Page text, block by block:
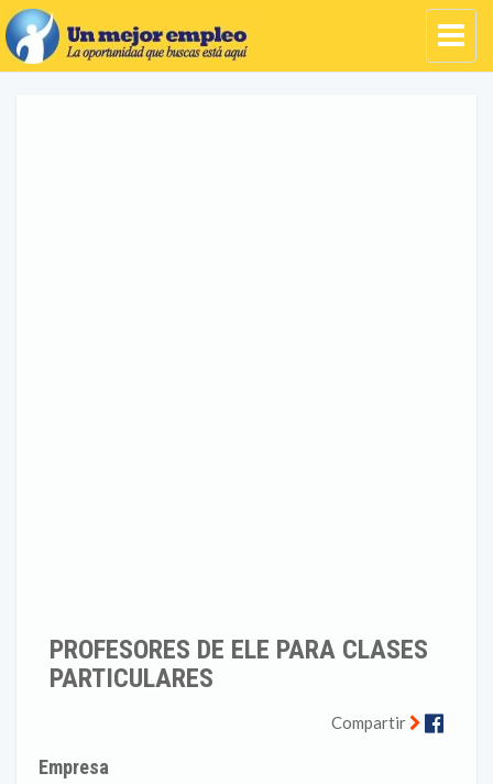
PROFESORES DE ELE PARA CLASES
PARTICULARES
Compartir
Empresa